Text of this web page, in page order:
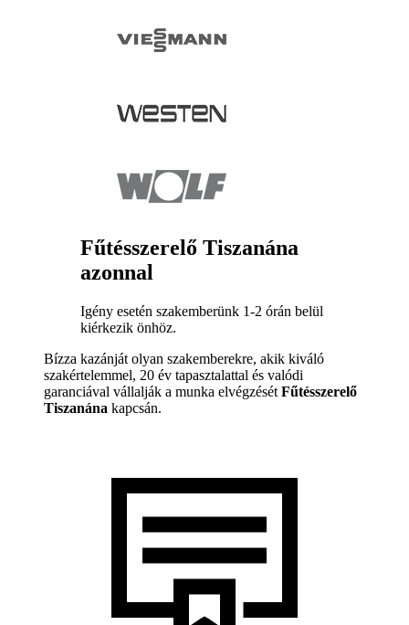
Fűtésszerelő Tiszanána
azonnal
Igény esetén szakemberünk 1-2 órán belül
kiérkezik önhöz.
Bízza kazánját olyan szakemberekre, akik kiváló
szakértelemmel, 20 év tapasztalattal és valódi
garanciával vállalják a munka elvégzését Fűtésszerelő
Tiszanána kapcsán.